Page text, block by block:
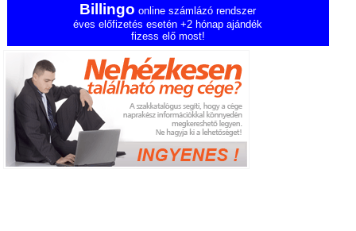
Billingo online számlázó rendszer
éves előfizetés esetén +2 hónap ajándék
fizess elő most!